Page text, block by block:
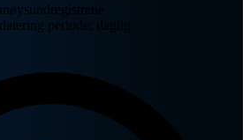
periode: daglig